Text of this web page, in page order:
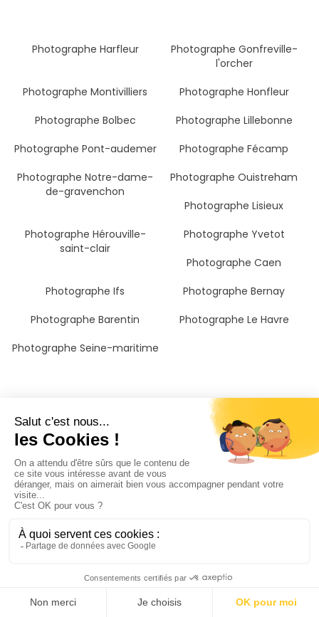
Photographe Harfleur
Photographe Gonfreville-
l'orcher
Photographe Montivilliers
Photographe Honfleur
Photographe Bolbec
Photographe Lillebonne
Photographe Pont-audemer
Photographe Fécamp
Photographe Notre-dame-
de-gravenchon
Photographe Ouistreham
Photographe Lisieux
Photographe Hérouville-
saint-clair
Photographe Yvetot
Photographe Caen
Photographe Ifs
Photographe Bernay
Photographe Barentin
Photographe Le Havre
Photographe Seine-maritime
Les photographes à Le Havre
havre
Le havre
Photographe baptême bar-
Photographe portrait Le